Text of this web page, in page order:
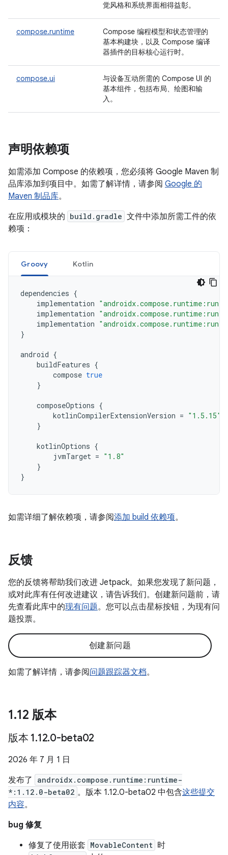
觉风格和系统界面相得益彰。
compose.runtime
Compose 编程模型和状态管理的
基本构建块，以及 Compose 编译
器插件的目标核心运行时。
compose.ui
与设备互动所需的 Compose UI 的
基本组件，包括布局、绘图和输
入。
声明依赖项
如需添加 Compose 的依赖项，您必须将 Google Maven 制
品库添加到项目中。如需了解详情，请参阅 Google 的
Maven 制品库。
在应用或模块的 build.gradle 文件中添加所需工件的依
赖项：
Groovy Kotlin
dependencies {
implementation
implementation
implementation
}
android {
buildFeatures {
compose true
}
composeOptions {
kotlinCompilerExtensionVersion = "1.5.15"
}
kotlinOptions {
jvmTarget = "1.8"
}
}
如需详细了解依赖项，请参阅添加 build 依赖项。
反馈
您的反馈将帮助我们改进 Jetpack。如果您发现了新问题，
或对此库有任何改进建议，请告诉我们。创建新问题前，请
先查看此库中的现有问题。您可以点击星标按钮，为现有问
题投票。
创建新问题
如需了解详情，请参阅问题跟踪器文档。
1.12 版本
版本 1.12.0-beta02
2026 年 7 月 1 日
发布了
androidx.compose.runtime:runtime-
*:1.12.0-beta02 。版本 1.12.0-beta02 中包含这些提交
内容。
bug 修复
修复了使用嵌套 MovableContent 时